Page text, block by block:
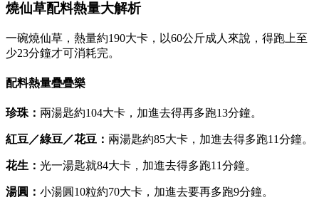
燒仙草配料熱量大解析
一碗燒仙草，熱量約190大卡，以60公斤成人來說，得跑上至
少23分鐘才可消耗完。
配料熱量疊疊樂
珍珠： 兩湯匙約104大卡，加進去得再多跑13分鐘。
紅豆／綠豆／花豆： 兩湯匙約85大卡，加進去得多跑11分鐘。
花生： 光一湯匙就84大卡，加進去得多跑11分鐘。
湯圓： 小湯圓10粒約70大卡，加進去要再多跑9分鐘。